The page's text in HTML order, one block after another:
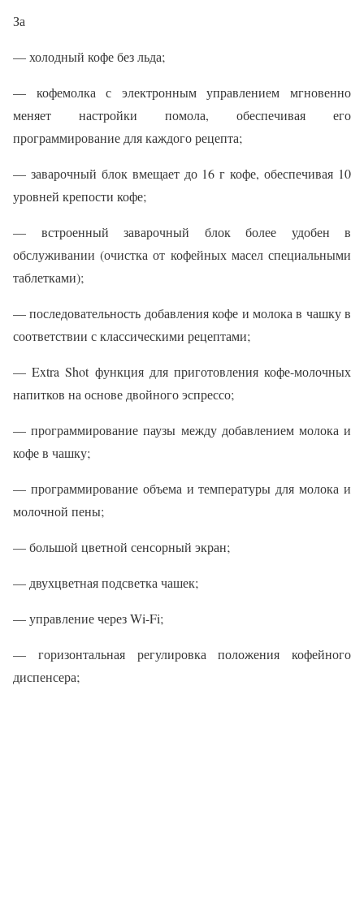
За
— холодный кофе без льда;
— кофемолка с электронным управлением мгновенно
меняет настройки помола, обеспечивая его
программирование для каждого рецепта;
— заварочный блок вмещает до 16 г кофе, обеспечивая 10
уровней крепости кофе;
— встроенный заварочный блок более удобен в
обслуживании (очистка от кофейных масел специальными
таблетками);
— последовательность добавления кофе и молока в чашку в
соответствии с классическими рецептами;
— Extra Shot функция для приготовления кофе-молочных
напитков на основе двойного эспрессо;
— программирование паузы между добавлением молока и
кофе в чашку;
— программирование объема и температуры для молока и
молочной пены;
— большой цветной сенсорный экран;
— двухцветная подсветка чашек;
— управление через Wi-Fi;
— горизонтальная регулировка положения кофейного
диспенсера;